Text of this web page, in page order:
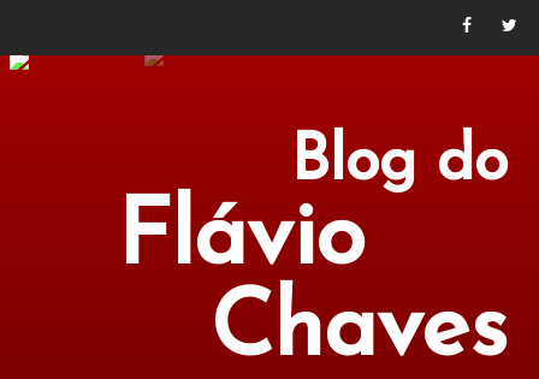
Blog do
Flávio
Chaves